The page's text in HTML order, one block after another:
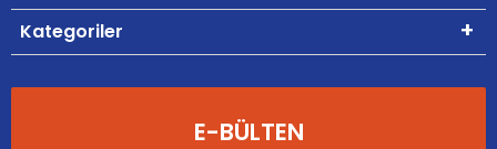
Kategoriler
E-BÜLTEN